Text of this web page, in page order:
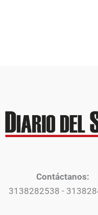
Contáctanos:
3138282538 -